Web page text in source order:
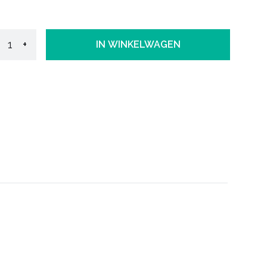
+ IN WINKELWAGEN